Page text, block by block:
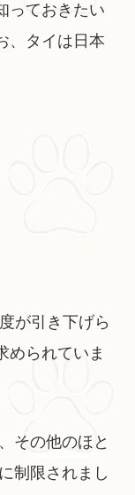
っておきたい
、タイは日本
が引き下げら
められていま
その他のほと
制限されまし